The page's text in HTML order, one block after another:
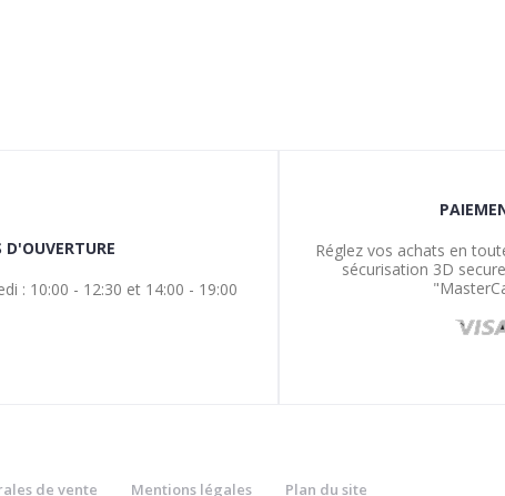
D'OUVERTURE
: 10:00 - 12:30 et 14:00 - 19:00
Réglez vos achats en
sécurisation 3D
de vente Mentions légales Plan du site